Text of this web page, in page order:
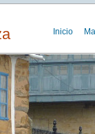
Inicio